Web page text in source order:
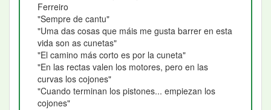
Ferreiro
"Sempre de cantu"
"Uma das cosas que máis me gusta barrer en esta
vida son as cunetas"
"El camino más corto es por la cuneta"
"En las rectas valen los motores, pero en las
curvas los cojones"
"Cuando terminan los pistones... empiezan los
cojones"